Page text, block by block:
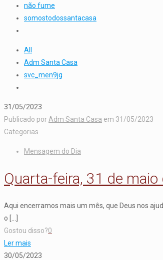
não fume
somostodossantacasa
All
Adm Santa Casa
svc_men9jg
31/05/2023
Publicado por Adm Santa Casa em 31/05/2023
Categorias
Mensagem do Dia
Quarta-feira, 31 de maio
Aqui encerramos mais um mês, que Deus nos
o
Gostou disso?0
Ler mais
30/05/2023